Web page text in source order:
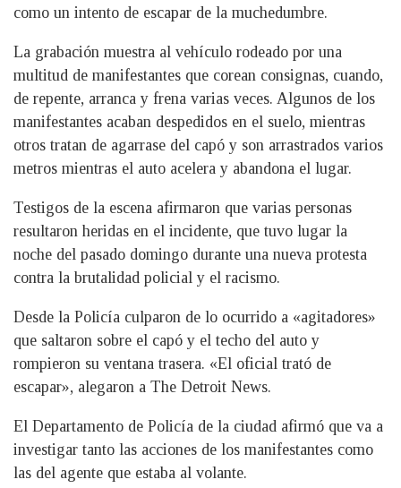
como un intento de escapar de la muchedumbre.
La grabación muestra al vehículo rodeado por una
multitud de manifestantes que corean consignas, cuando,
de repente, arranca y frena varias veces. Algunos de los
manifestantes acaban despedidos en el suelo, mientras
otros tratan de agarrase del capó y son arrastrados varios
metros mientras el auto acelera y abandona el lugar.
Testigos de la escena afirmaron que varias personas
resultaron heridas en el incidente, que tuvo lugar la
noche del pasado domingo durante una nueva protesta
contra la brutalidad policial y el racismo.
Desde la Policía culparon de lo ocurrido a «agitadores»
que saltaron sobre el capó y el techo del auto y
rompieron su ventana trasera. «El oficial trató de
escapar», alegaron a The Detroit News.
El Departamento de Policía de la ciudad afirmó que va a
investigar tanto las acciones de los manifestantes como
las del agente que estaba al volante.